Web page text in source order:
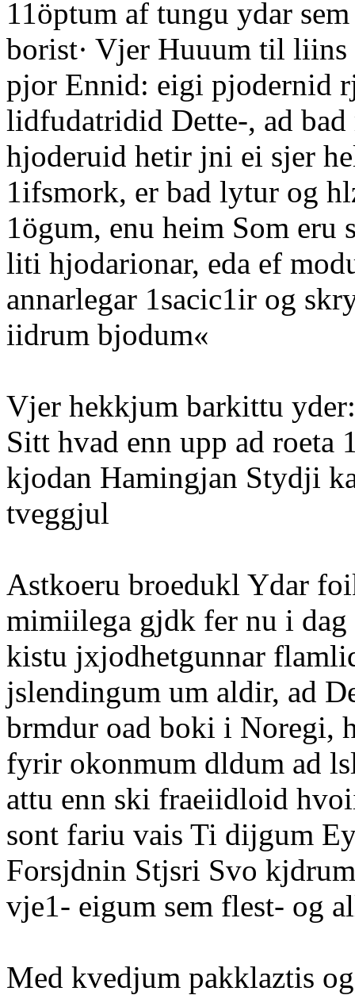
11öptum af tungu ydar
borist· Vjer Huuum til liins
pjor Ennid: eigi pjodernid
lidfudatridid Dette-, ad
hjoderuid hetir jni ei sjer
1ifsmork, er bad lytur og
1ögum, enu heim Som
liti hjodarionar, eda ef
annarlegar 1sacic1ir og
iidrum bjodum«
Vjer hekkjum barkittu
Sitt hvad enn upp ad
kjodan Hamingjan Stydji
tveggjul
Astkoeru broedukl Ydar
mimiilega gjdk fer nu i
kistu jxjodhetgunnar
jslendingum um aldir, ad
brmdur oad boki i Noregi,
fyrir okonmum dldum ad
attu enn ski fraeiidloid
sont fariu vais Ti dijgum
Forsjdnin Stjsri Svo
vje1- eigum sem flest- og
Med kvedjum pakklaztis